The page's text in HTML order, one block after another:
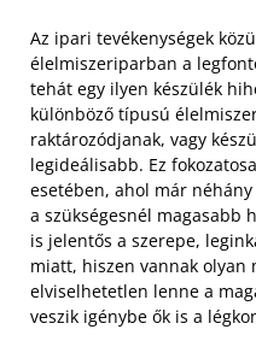
Az ipari tevékenységek
élelmiszeriparban a
tehát egy ilyen készülék
különböző típusú
raktározódjanak, vagy
legideálisabb. Ez
esetében, ahol már
a szükségesnél magasabb
is jelentős a szerepe,
miatt, hiszen vannak olyan
elviselhetetlen lenne a
veszik igénybe ők is a